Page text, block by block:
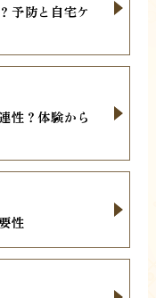
予防と自宅ケ
性？体験から
性